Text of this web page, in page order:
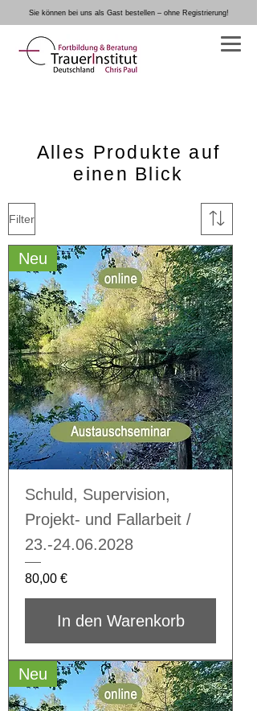
Sie können bei uns als Gast bestellen – ohne Registrierung!
Alles Produkte auf
einen Blick
Filter
Neu
Schuld, Supervision,
Projekt- und Fallarbeit /
23.-24.06.2028
Preis
80,00 €
In den Warenkorb
Neu